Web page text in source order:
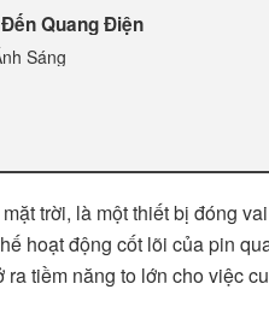
Quang Điện
Sáng
trời, là một thiết bị đóng
hoạt động cốt lõi của pin
tiềm năng to lớn cho việc